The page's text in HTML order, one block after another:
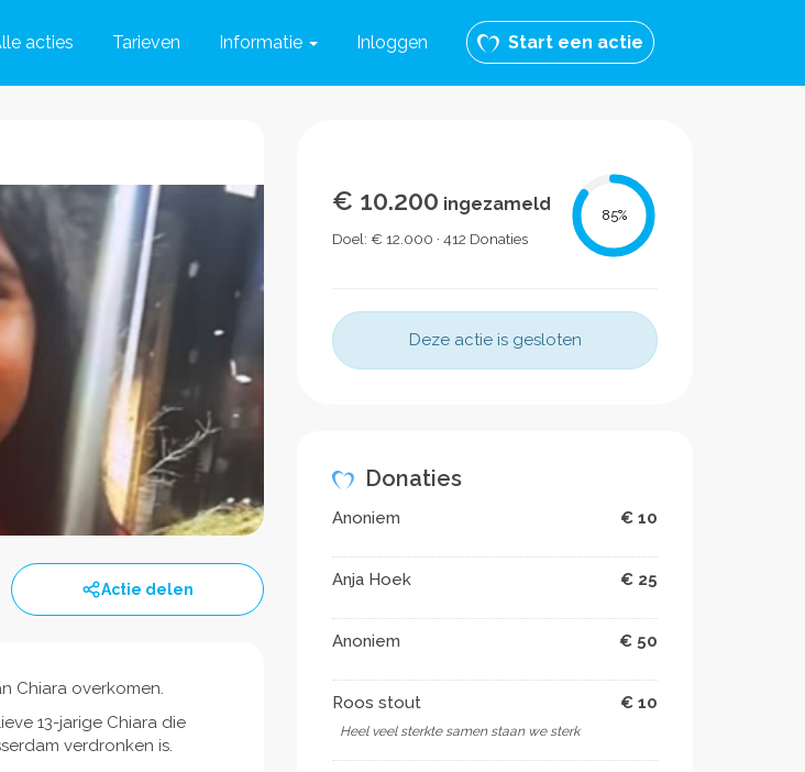
acties Tarieven Informatie Inloggen Start een actie
Actie delen
Chiara overkomen.
13-jarige Chiara die
verdronken is.
€ 10.200 ingezameld
Doel: € 12.000 · 412 Donaties
85%
Deze actie is gesloten
Donaties
Anoniem € 10
Anja Hoek € 25
Anoniem € 50
Roos stout € 10
Heel veel sterkte samen staan we sterk